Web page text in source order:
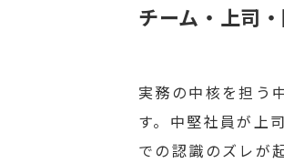
チーム・上司
実務の中核を担う
す。中堅社員が上
での認識のズレが